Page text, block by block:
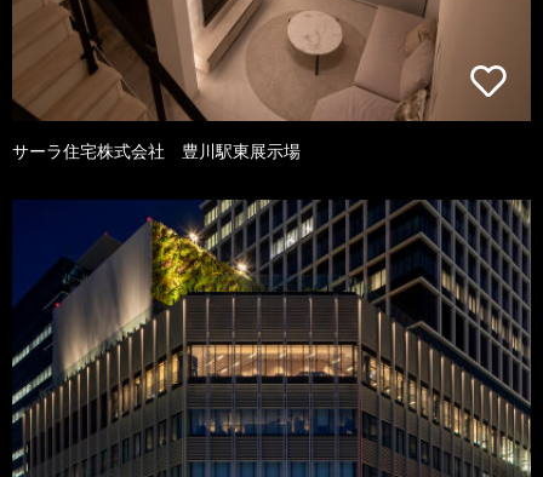
サーラ住宅株式会社 豊川駅東展示場